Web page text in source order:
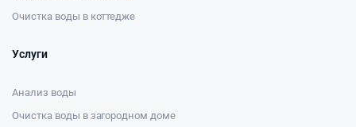
Очистка воды в коттедже
Услуги
Анализ воды
Очистка воды в загородном доме